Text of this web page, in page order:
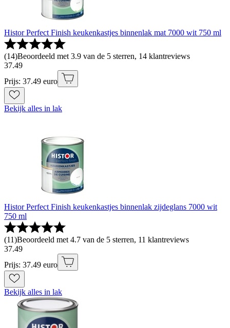
Histor Perfect Finish keukenkastjes binnenlak mat 7000 wit 750 ml
(14)Beoordeeld met 3.9 van de 5 sterren, 14 klantreviews
37.49
Prijs: 37.49 euro
Bekijk alles in lak
Histor Perfect Finish keukenkastjes binnenlak zijdeglans 7000 wit
750 ml
(11)Beoordeeld met 4.7 van de 5 sterren, 11 klantreviews
37.49
Prijs: 37.49 euro
Bekijk alles in lak